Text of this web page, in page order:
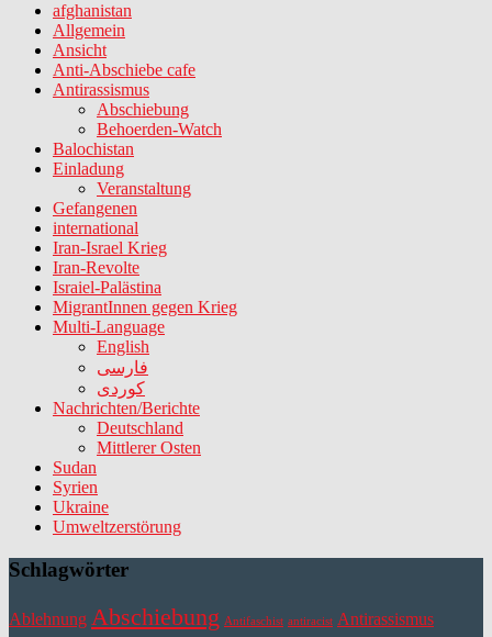
afghanistan
Allgemein
Ansicht
Anti-Abschiebe cafe
Antirassismus
Abschiebung
Behoerden-Watch
Balochistan
Einladung
Veranstaltung
Gefangenen
international
Iran-Israel Krieg
Iran-Revolte
Israiel-Palästina
MigrantInnen gegen Krieg
Multi-Language
English
فارسی
کوردی
Nachrichten/Berichte
Deutschland
Mittlerer Osten
Sudan
Syrien
Ukraine
Umweltzerstörung
Schlagwörter
Ablehnung Abschiebung Antifaschist antiracist Antirassismus